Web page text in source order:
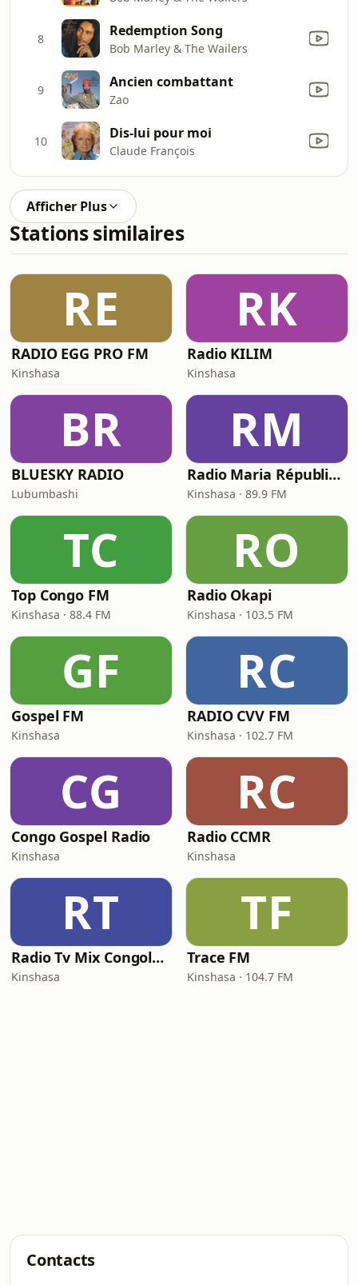
8 Redemption Song
Bob Marley & The Wailers
9 Ancien combattant
Zao
10 Dis-lui pour moi
Claude François
Afficher Plus
Stations similaires
RE
RADIO EGG PRO FM
Kinshasa
RK
Radio KILIM
Kinshasa
BR
BLUESKY RADIO
Lubumbashi
RM
Radio Maria République Démocratique du Congo
Kinshasa · 89.9 FM
TC
Top Congo FM
Kinshasa · 88.4 FM
RO
Radio Okapi
Kinshasa · 103.5 FM
GF
Gospel FM
Kinshasa
RC
RADIO CVV FM
Kinshasa · 102.7 FM
CG
Congo Gospel Radio
Kinshasa
RC
Radio CCMR
Kinshasa
RT
Radio Tv Mix Congolaise
Kinshasa
TF
Trace FM
Kinshasa · 104.7 FM
Contacts